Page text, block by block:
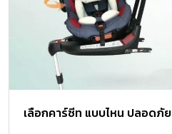
เลือกคาร์ซีท แบบไหน ปลอดภั